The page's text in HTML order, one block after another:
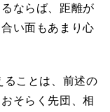
ならば、距離が
い面もあまり心
ことは、前述の
そらく先団、相